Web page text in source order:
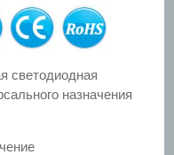
светодиодная
назначения